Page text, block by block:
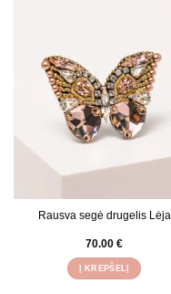
Rausva segė drugelis Lėja
70.00 €
Į KREPŠELĮ